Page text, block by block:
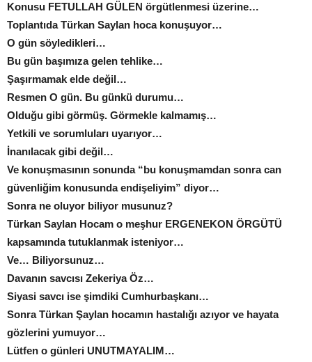
Konusu FETULLAH GÜLEN örgütlenmesi üzerine…
Toplantıda Türkan Saylan hoca konuşuyor…
O gün söyledikleri…
Bu gün başımıza gelen tehlike…
Şaşırmamak elde değil…
Resmen O gün. Bu günkü durumu…
Olduğu gibi görmüş. Görmekle kalmamış…
Yetkili ve sorumluları uyarıyor…
İnanılacak gibi değil…
Ve konuşmasının sonunda “bu konuşmamdan sonra can
güvenliğim konusunda endişeliyim” diyor…
Sonra ne oluyor biliyor musunuz?
Türkan Saylan Hocam o meşhur ERGENEKON ÖRGÜTÜ
kapsamında tutuklanmak isteniyor…
Ve… Biliyorsunuz…
Davanın savcısı Zekeriya Öz…
Siyasi savcı ise şimdiki Cumhurbaşkanı…
Sonra Türkan Şaylan hocamın hastalığı azıyor ve hayata
gözlerini yumuyor…
Lütfen o günleri UNUTMAYALIM…